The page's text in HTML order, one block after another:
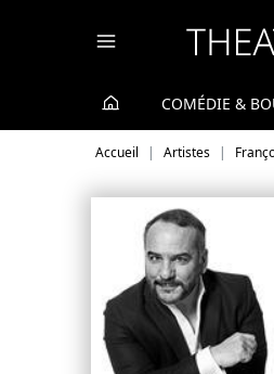
COMÉDIE &
Accueil Artistes